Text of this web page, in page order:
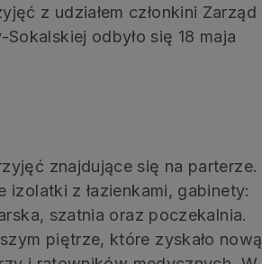
z udziałem członkini Zarząd
odbyło się 18 maja
znajdujące się na parterze.
z łazienkami, gabinety:
szatnia oraz poczekalnia.
piętrze, które zyskało nową